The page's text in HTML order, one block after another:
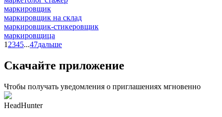
маркировщик
маркировщик на склад
маркировщик-стикеровщик
маркировщица
1 2345...47дальше
Скачайте приложение
Чтобы получать уведомления о приглашениях мгновенно
HeadHunter